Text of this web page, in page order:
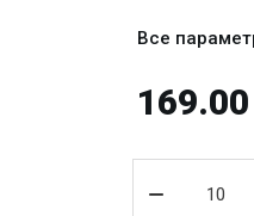
Все
169.00